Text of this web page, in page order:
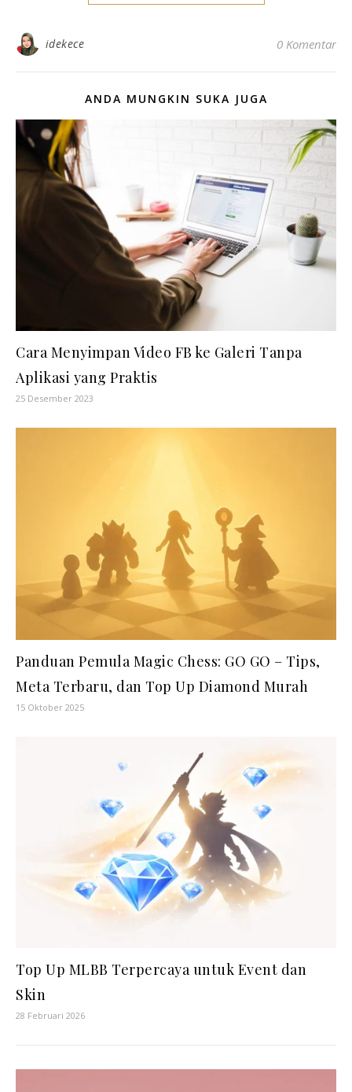
idekece 0 Komentar
ANDA MUNGKIN SUKA JUGA
Cara Menyimpan Video FB ke Galeri Tanpa
Aplikasi yang Praktis
25 Desember 2023
Panduan Pemula Magic Chess: GO GO – Tips,
Meta Terbaru, dan Top Up Diamond Murah
15 Oktober 2025
Top Up MLBB Terpercaya untuk Event dan
Skin
28 Februari 2026